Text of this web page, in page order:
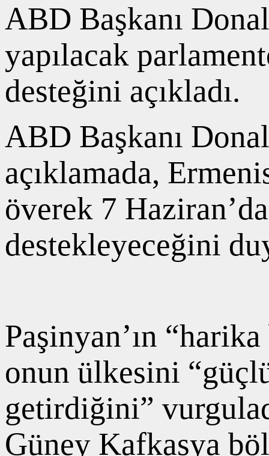
ABD Başkanı
yapılacak
desteğini açıkladı.
ABD Başkanı
açıklamada,
överek 7
destekleyeceğini
Paşinyan’ın
onun ülkesini
getirdiğini”
Güney Kafkasya